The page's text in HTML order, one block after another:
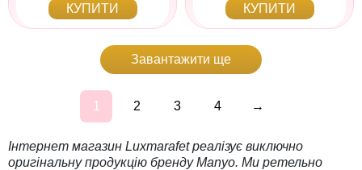
КУПИТИ
КУПИТИ
Завантажити ще
1 2 3 4 →
Інтернет магазин Luxmarafet реалізує виключно
оригінальну продукцію бренду Manyo. Ми ретельно